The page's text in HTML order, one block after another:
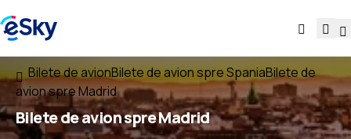
Bilete de avionBilete de avion spre SpaniaBilete de
avion spre Madrid
Bilete de avion spre Madrid